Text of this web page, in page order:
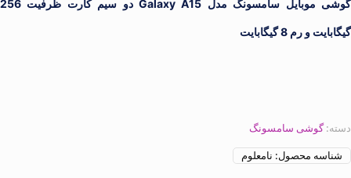
گوشی موبایل سامسونگ مدل Galaxy A15 دو سیم کارت ظرفیت 256
گیگابایت و رم 8 گیگابایت
دسته:گوشی سامسونگ
شناسه محصول: نامعلوم